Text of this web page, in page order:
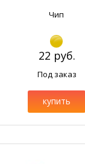
Чип
22 руб.
Под заказ
купить